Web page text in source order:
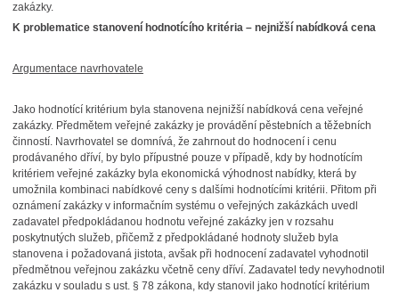
zakázky.
K problematice stanovení hodnotícího kritéria – nejnižší nabídková cena
Argumentace navrhovatele
Jako hodnotící kritérium byla stanovena nejnižší nabídková cena veřejné
zakázky. Předmětem veřejné zakázky je provádění pěstebních a těžebních
činností. Navrhovatel se domnívá, že zahrnout do hodnocení i cenu
prodávaného dříví, by bylo přípustné pouze v případě, kdy by hodnotícím
kritériem veřejné zakázky byla ekonomická výhodnost nabídky, která by
umožnila kombinaci nabídkové ceny s dalšími hodnotícími kritérii. Přitom při
oznámení zakázky v informačním systému o veřejných zakázkách uvedl
zadavatel předpokládanou hodnotu veřejné zakázky jen v rozsahu
poskytnutých služeb, přičemž z předpokládané hodnoty služeb byla
stanovena i požadovaná jistota, avšak při hodnocení zadavatel vyhodnotil
předmětnou veřejnou zakázku včetně ceny dříví. Zadavatel tedy nevyhodnotil
zakázku v souladu s ust. § 78 zákona, kdy stanovil jako hodnotící kritérium